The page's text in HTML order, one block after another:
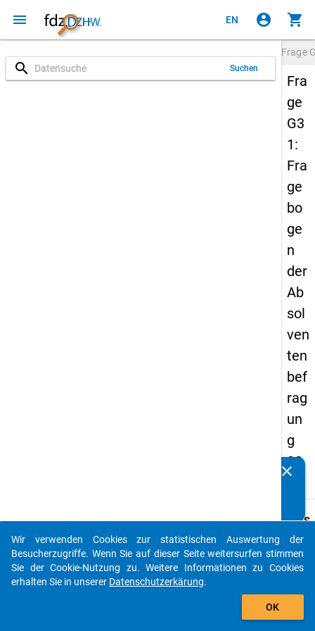
menu EN account_circle shopping_cart
search Suchen
Frage
Fra
ge
G3
1:
Fra
ge
bo
ge
n
der
Ab
sol
ven
ten
bef
rag
un
g
20
Details
G31
clear
auto_stories
add_shopping_cart
Wir verwenden Cookies zur statistischen Auswertung der
Besucherzugriffe. Wenn Sie auf dieser Seite weitersurfen stimmen
Sie der Cookie-Nutzung zu. Weitere Informationen zu Cookies
erhalten Sie in unserer Datenschutzerkärung.
OK